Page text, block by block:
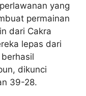
yang
permainan
dari Cakra
lepas dari
dikunci
39-28.